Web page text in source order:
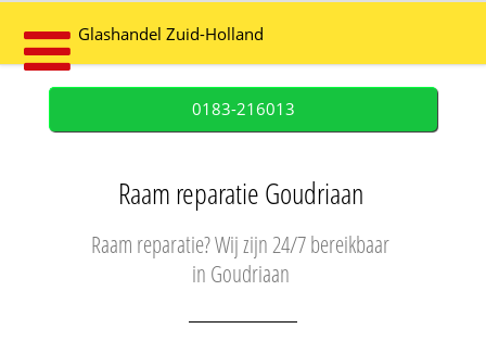
Glashandel Zuid-Holland
0183-216013
Raam reparatie Goudriaan
Raam reparatie? Wij zijn 24/7 bereikbaar
in Goudriaan